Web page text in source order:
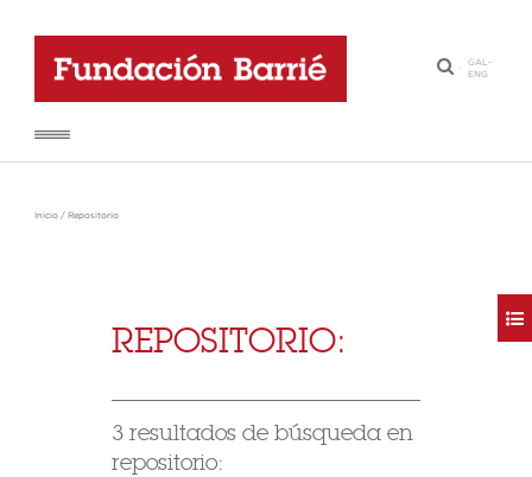
·
GAL-
ENG
Inicio / Repositorio
REPOSITORIO:
3 resultados de búsqueda en
repositorio: